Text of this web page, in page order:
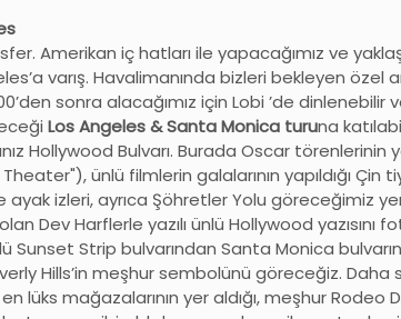
Amerikan iç hatları ile yapacağımız ve
’a varış. Havalimanında bizleri bekleyen özel
sonra alacağımız için Lobi ’de dinlenebilir
Los Angeles & Santa Monica turuna
Hollywood Bulvarı. Burada Oscar törenlerinin
ünlü filmlerin galalarının yapıldığı Çin
ayak izleri, ayrıca Şöhretler Yolu göreceğimiz
Dev Harflerle yazılı ünlü Hollywood yazısını
Sunset Strip bulvarından Santa Monica
Hills’in meşhur sembolünü göreceğiz. Daha
lüks mağazalarının yer aldığı, meşhur Rodeo